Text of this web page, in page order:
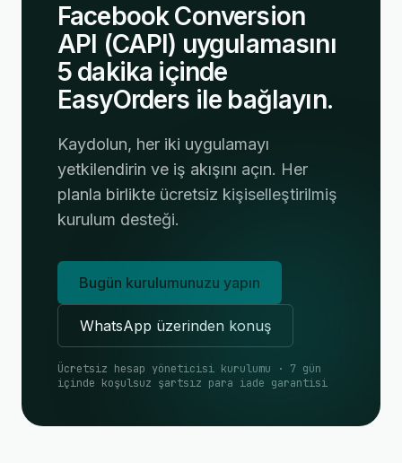
Facebook Conversion
API (CAPI) uygulamasını
5 dakika içinde
EasyOrders ile bağlayın.
Kaydolun, her iki uygulamayı
yetkilendirin ve iş akışını açın. Her
planla birlikte ücretsiz kişiselleştirilmiş
kurulum desteği.
Bugün kurulumunuzu yapın
WhatsApp üzerinden konuş
Ücretsiz hesap yöneticisi kurulumu · 7 gün
içinde koşulsuz şartsız para iade garantisi